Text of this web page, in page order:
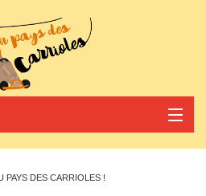
PAYS DES CARRIOLES !